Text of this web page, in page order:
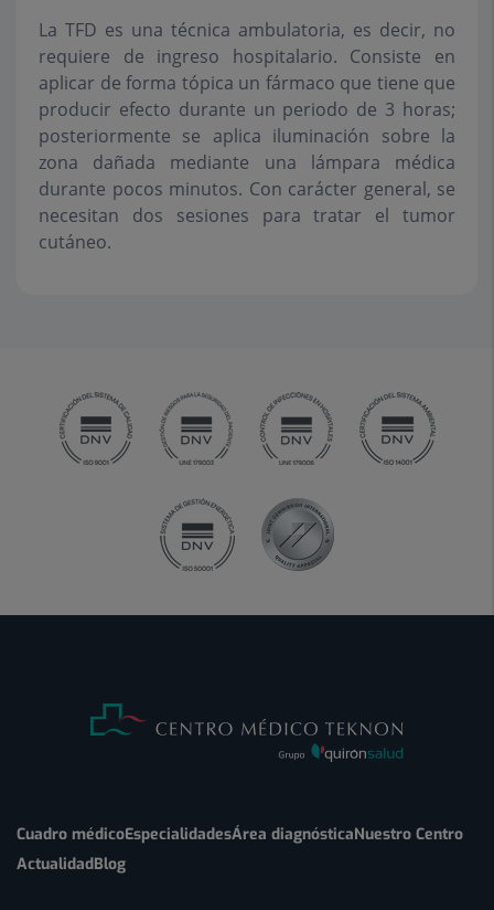
La TFD es una técnica ambulatoria, es decir, no
requiere de ingreso hospitalario. Consiste en
aplicar de forma tópica un fármaco que tiene que
producir efecto durante un periodo de 3 horas;
posteriormente se aplica iluminación sobre la
zona dañada mediante una lámpara médica
durante pocos minutos. Con carácter general, se
necesitan dos sesiones para tratar el tumor
cutáneo.
Cuadro médicoEspecialidadesÁrea diagnósticaNuestro Centro
ActualidadBlog